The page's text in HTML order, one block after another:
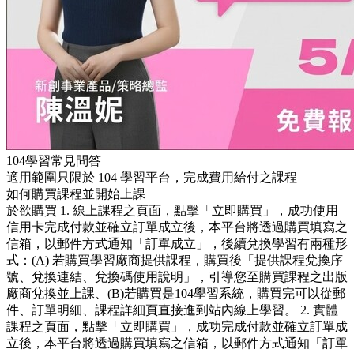
104學習常見問答
適用範圍只限於 104 學習平台，完成費用給付之課程
如何購買課程並開始上課
於欲購買 1. 線上課程之頁面，點擊「立即購買」，成功使用
信用卡完成付款並確立訂單成立後，本平台將透過購買填寫之
信箱，以郵件方式通知「訂單成立」，後續兌換學習有兩種形
式：(A) 若購買學習廠商提供課程，購買後「提供課程兌換序
號、兌換連結、兌換碼使用說明」，引導您至購買課程之出版
廠商兌換並上課、(B)若購買是104學習系統，購買完可以從郵
件、訂單明細、課程詳細頁直接進到站內線上學習。 2. 實體
課程之頁面，點擊「立即購買」，成功完成付款並確立訂單成
立後，本平台將透過購買填寫之信箱，以郵件方式通知「訂單